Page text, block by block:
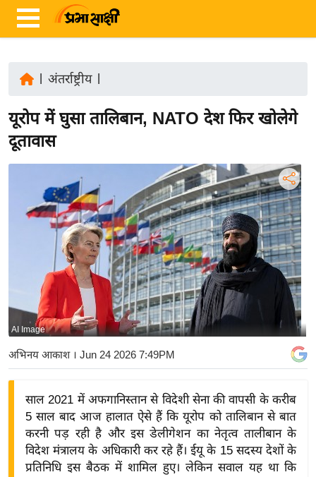
ज़ा
ख
ब
ष्ट्री
ष्ट्री
य
बि
ज़
द्यो
अंतर्राष्ट्रीय|
यूरोप में घुसा तालिबान, NATO देश फिर खोलेगे
दूतावास
AI Image
अभिनय आकाश। Jun 24 2026 7:49PM
साल 2021 में अफगानिस्तान से विदेशी सेना की वापसी के करीब
5 साल बाद आज हालात ऐसे हैं कि यूरोप को तालिबान से बात
करनी पड़ रही है और इस डेलीगेशन का नेतृत्व तालीबान के
विदेश मंत्रालय के अधिकारी कर रहे हैं। ईयू के 15 सदस्य देशों के
प्रतिनिधि इस बैठक में शामिल हुए। लेकिन सवाल यह था कि